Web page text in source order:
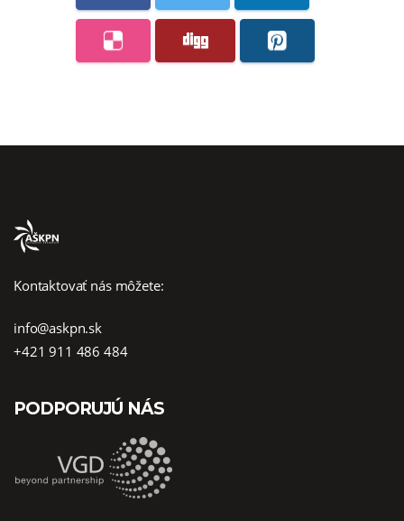
Kontaktovať nás môžete:
info@askpn.sk
+421 911 486 484
PODPORUJÚ NÁS